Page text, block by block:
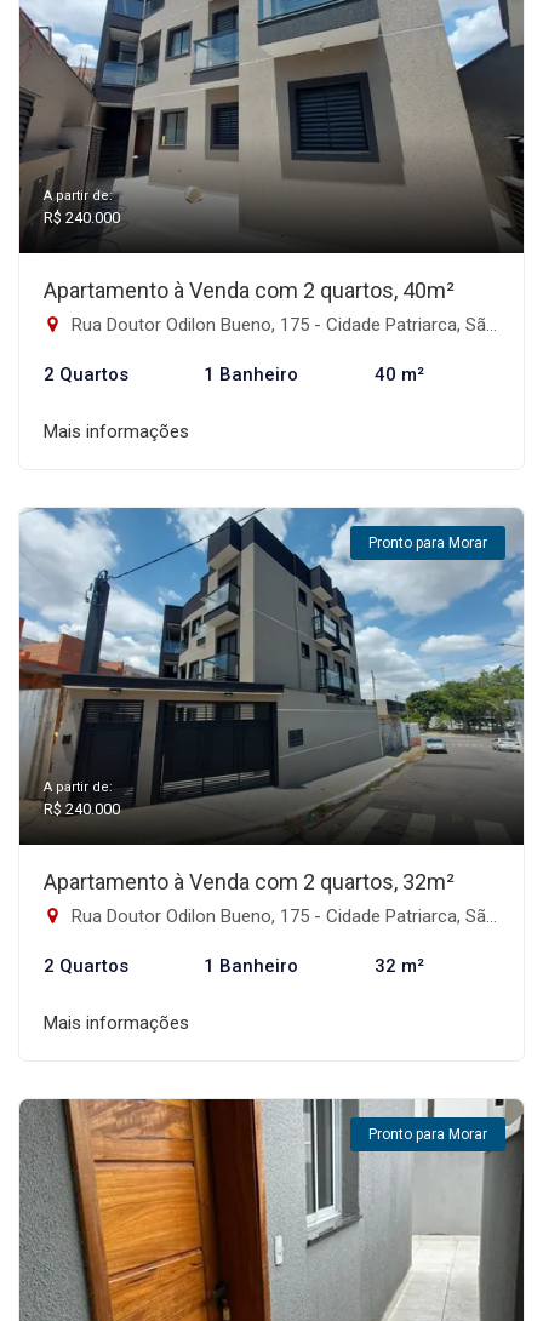
A partir de:
R$ 240.000
Apartamento à Venda com 2 quartos, 40m²
Rua Doutor Odilon Bueno, 175 - Cidade Patriarca, São Paulo-SP
2 Quartos 1 Banheiro 40 m²
Mais informações
Pronto para Morar
A partir de:
R$ 240.000
Apartamento à Venda com 2 quartos, 32m²
Rua Doutor Odilon Bueno, 175 - Cidade Patriarca, São Paulo-SP
2 Quartos 1 Banheiro 32 m²
Mais informações
Pronto para Morar